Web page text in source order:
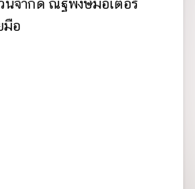
นจำกัด ณัฐพงษ์มอเตอร์
มือ